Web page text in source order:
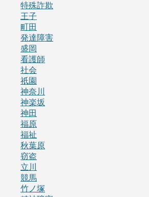
特殊詐欺
王子
町田
発達障害
盛岡
看護師
社会
祇園
神奈川
神楽坂
神田
福原
福祉
秋葉原
窃盗
立川
競馬
竹ノ塚